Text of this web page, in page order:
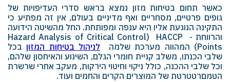
כאשר תחום בטיחות מזון נמצא בראש סדרי העדיפויות של
גופים פרטיים, מסחריים ואף מדיניים בעולם, אין זה מפתיע כי
התקינה הנוגעת אליו היא ענפה ומפותחת. החל מהשיטה הידועה
והרווחת - HACCP
(
Hazard Analysis of Critical Control
Points) המהווה מערכת שלמה לניהול בטיחות המזון בכל
שלבי הכנתו, משלב קניית חומרי הגלם, השינוע והאיחסון שלהם,
וכל שלבי ההכנה, כולל ניקוי וחיטוי הירקות, מעקב אחרי שרשרת
הטמםרטטרטת של המוצרים הקרים והחמים ועוד.